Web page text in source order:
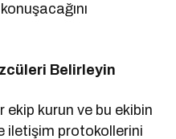
Belirleyin
ekip kurun ve bu ekibin
iletişim protokollerini